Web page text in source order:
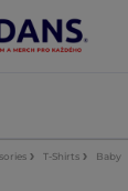
aplikaci!
T-Shirts Baby